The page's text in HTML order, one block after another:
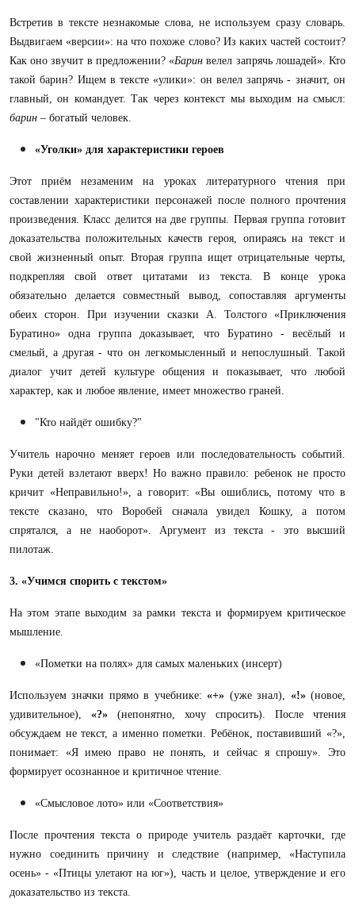
Встретив в тексте незнакомые слова, не используем сразу словарь.
Выдвигаем «версии»: на что похоже слово? Из каких частей состоит?
Как оно звучит в предложении? «Барин велел запрячь лошадей». Кто
такой барин? Ищем в тексте «улики»: он велел запрячь - значит, он
главный, он командует. Так через контекст мы выходим на смысл:
барин – богатый человек.
«Уголки» для характеристики героев
Этот приём незаменим на уроках литературного чтения при
составлении характеристики персонажей после полного прочтения
произведения. Класс делится на две группы. Первая группа готовит
доказательства положительных качеств героя, опираясь на текст и
свой жизненный опыт. Вторая группа ищет отрицательные черты,
подкрепляя свой ответ цитатами из текста. В конце урока
обязательно делается совместный вывод, сопоставляя аргументы
обеих сторон. При изучении сказки А. Толстого «Приключения
Буратино» одна группа доказывает, что Буратино - весёлый и
смелый, а другая - что он легкомысленный и непослушный. Такой
диалог учит детей культуре общения и показывает, что любой
характер, как и любое явление, имеет множество граней.
"Кто найдёт ошибку?"
Учитель нарочно меняет героев или последовательность событий.
Руки детей взлетают вверх! Но важно правило: ребенок не просто
кричит «Неправильно!», а говорит: «Вы ошиблись, потому что в
тексте сказано, что Воробей сначала увидел Кошку, а потом
спрятался, а не наоборот». Аргумент из текста - это высший
пилотаж.
3. «Учимся спорить с текстом»
На этом этапе выходим за рамки текста и формируем критическое
мышление.
«Пометки на полях» для самых маленьких (инсерт)
Используем значки прямо в учебнике:«+» (уже знал), «!»(новое,
удивительное), «?» (непонятно, хочу спросить). После чтения
обсуждаем не текст, а именно пометки. Ребёнок, поставивший «?»,
понимает: «Я имею право не понять, и сейчас я спрошу». Это
формирует осознанное и критичное чтение.
«Смысловое лото» или «Соответствия»
После прочтения текста о природе учитель раздаёт карточки, где
нужно соединить причину и следствие (например, «Наступила
осень» - «Птицы улетают на юг»), часть и целое, утверждение и его
доказательство из текста.